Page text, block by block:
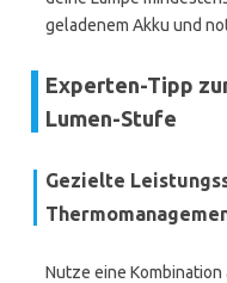
geladenem Akku und
Experten-Tipp
Lumen-Stufe
Gezielte
Nutze eine